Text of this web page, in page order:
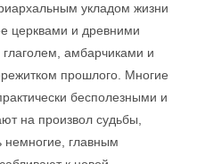
укладом жизни
церквами и древними
амбарчиками и
прошлого. Многие
бесполезными и
на произвол судьбы,
немногие, главным